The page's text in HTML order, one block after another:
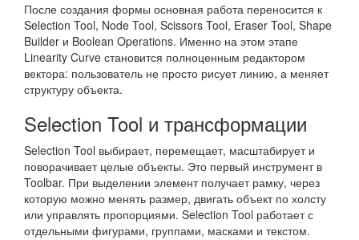
После создания формы основная работа переносится к
Selection Tool, Node Tool, Scissors Tool, Eraser Tool, Shape
Builder и Boolean Operations. Именно на этом этапе
Linearity Curve становится полноценным редактором
вектора: пользователь не просто рисует линию, а меняет
структуру объекта.
Selection Tool и трансформации
Selection Tool выбирает, перемещает, масштабирует и
поворачивает целые объекты. Это первый инструмент в
Toolbar. При выделении элемент получает рамку, через
которую можно менять размер, двигать объект по холсту
или управлять пропорциями. Selection Tool работает с
отдельными фигурами, группами, масками и текстом.